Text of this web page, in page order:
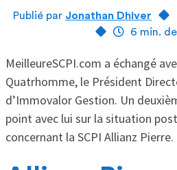
Publié par Jonathan Dhiver
6 min.
MeilleureSCPI.com a échangé
Quatrhomme, le Président
d’Immovalor Gestion. Un
point avec lui sur la situation
concernant la SCPI Allianz Pierre.